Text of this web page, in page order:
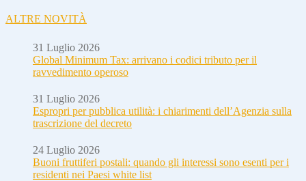
ALTRE NOVITÀ
31 Luglio 2026
Global Minimum Tax: arrivano i codici tributo per il
ravvedimento operoso
31 Luglio 2026
Espropri per pubblica utilità: i chiarimenti dell’Agenzia sulla
trascrizione del decreto
24 Luglio 2026
Buoni fruttiferi postali: quando gli interessi sono esenti per i
residenti nei Paesi white list